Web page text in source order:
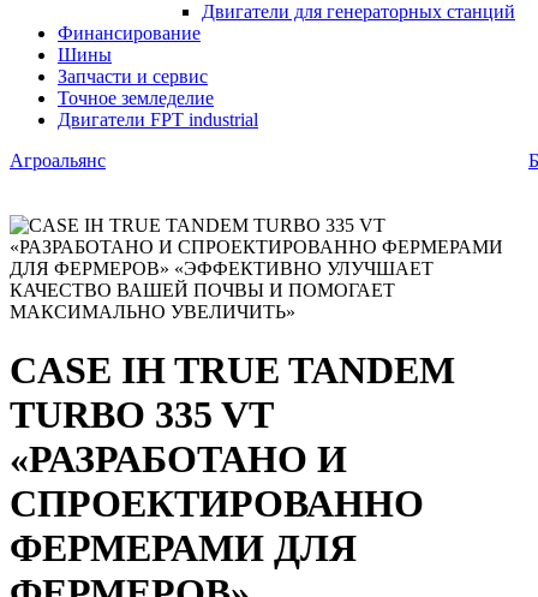
Двигатели для генераторных станций
Финансирование
Шины
Запчасти и сервис
Точное земледелие
Двигатели FPT industrial
Агроальянс
CASE IH TRUE TANDEM
TURBO 335 VT
«РАЗРАБОТАНО И
СПРОЕКТИРОВАННО
ФЕРМЕРАМИ ДЛЯ